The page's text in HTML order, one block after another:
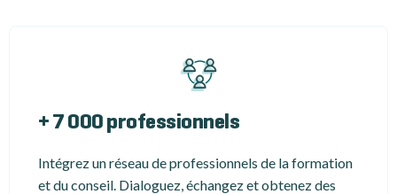
+ 7 000 professionnels
Intégrez un réseau de professionnels de la formation
et du conseil. Dialoguez, échangez et obtenez des